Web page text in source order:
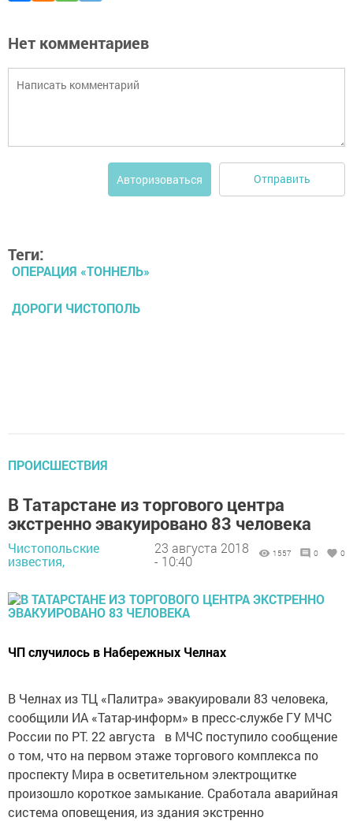
Нет комментариев
Авторизоваться Отправить
Теги:
ОПЕРАЦИЯ «ТОННЕЛЬ»
ДОРОГИ ЧИСТОПОЛЬ
ПРОИСШЕСТВИЯ
В Татарстане из торгового центра
экстренно эвакуировано 83 человека
Чистопольские
известия,
23 августа 2018
- 10:40
1557 0 0
ЧП случилось в Набережных Челнах
В Челнах из ТЦ «Палитра» эвакуировали 83 человека,
сообщили ИА «Татар-информ» в пресс-службе ГУ МЧС
России по РТ. 22 августа в МЧС поступило сообщение
о том, что на первом этаже торгового комплекса по
проспекту Мира в осветительном электрощитке
произошло короткое замыкание. Сработала аварийная
система оповещения, из здания экстренно